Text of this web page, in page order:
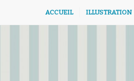
ACCUEIL ILLUSTRATION